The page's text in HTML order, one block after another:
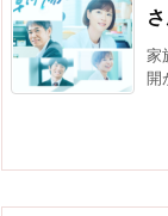
家
開